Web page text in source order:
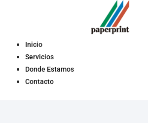
Inicio
Servicios
Donde Estamos
Contacto